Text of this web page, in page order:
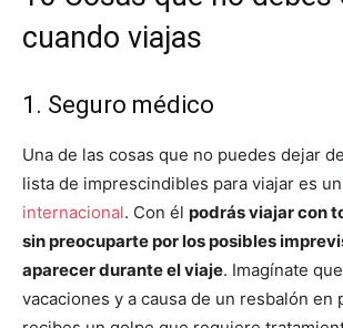
cuando viajas
1. Seguro médico
Una de las cosas que no puedes dejar
lista de imprescindibles para viajar es un
internacional. Con él podrás viajar con
sin preocuparte por los posibles
aparecer durante el viaje. Imagínate
vacaciones y a causa de un resbalón en